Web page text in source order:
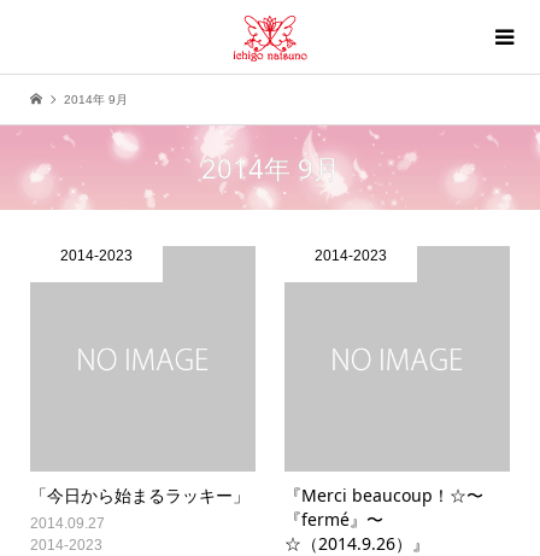
2014年 9月
2014年 9月
2014-2023
「今日から始まるラッキー」
2014.09.27
2014-2023
2014-2023
『Merci beaucoup！☆〜
『fermé』〜
☆（2014.9.26）』